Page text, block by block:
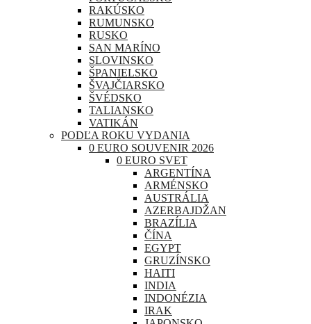
RAKÚSKO
RUMUNSKO
RUSKO
SAN MARÍNO
SLOVINSKO
ŠPANIELSKO
ŠVAJČIARSKO
ŠVÉDSKO
TALIANSKO
VATIKÁN
PODĽA ROKU VYDANIA
0 EURO SOUVENIR 2026
0 EURO SVET
ARGENTÍNA
ARMÉNSKO
AUSTRÁLIA
AZERBAJDŽAN
BRAZÍLIA
ČÍNA
EGYPT
GRUZÍNSKO
HAITI
INDIA
INDONÉZIA
IRAK